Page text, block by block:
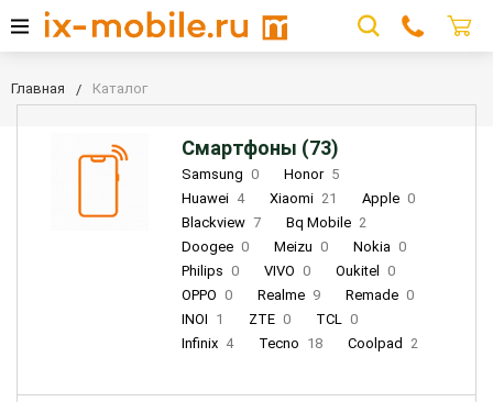
Главная Каталог
Смартфоны (73)
Samsung 0 Honor 5
Huawei 4 Xiaomi 21 Apple 0
Blackview 7 Bq Mobile 2
Doogee 0 Meizu 0 Nokia 0
Philips 0 VIVO 0 Oukitel
0
OPPO 0 Realme 9 Remade 0
INOI 1 ZTE 0 TCL 0
Infinix 4 Tecno 18 Coolpad 2